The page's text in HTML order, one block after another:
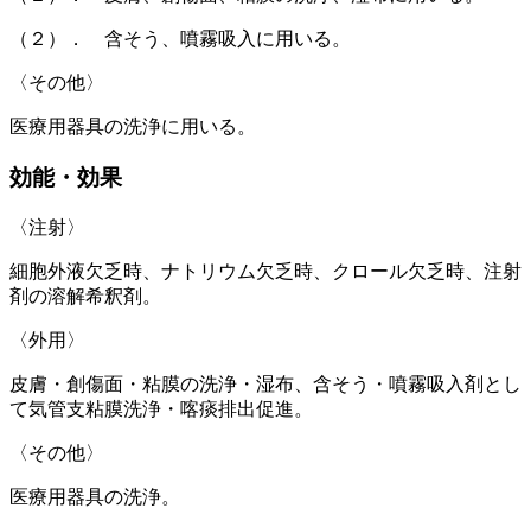
（２）． 含そう、噴霧吸入に用いる。
〈その他〉
医療用器具の洗浄に用いる。
効能・効果
〈注射〉
細胞外液欠乏時、ナトリウム欠乏時、クロール欠乏時、注射
剤の溶解希釈剤。
〈外用〉
皮膚・創傷面・粘膜の洗浄・湿布、含そう・噴霧吸入剤とし
て気管支粘膜洗浄・喀痰排出促進。
〈その他〉
医療用器具の洗浄。